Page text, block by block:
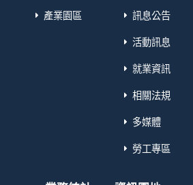
產業園區 訊息公告
活動訊息
就業資訊
相關法規
多媒體
勞工專區